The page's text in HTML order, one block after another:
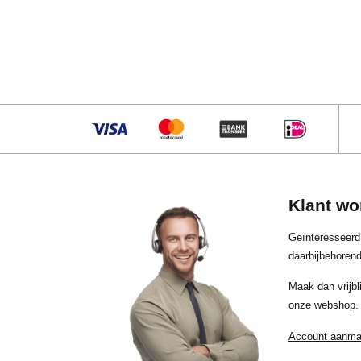
Klant
Maak dan
onze webshop.
Account